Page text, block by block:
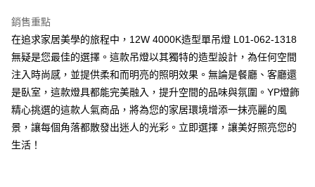
全盈+PAY
AFTEE先享後付
相關說明
【關於「AFTEE先享後付」】
AFTEE先享後付是「在收到商品之後才付款」的支付方式。 讓您購物簡單
便利好安心！
１．簡單：不需註冊會員、不需綁卡、不需儲值。
２．便利：只要手機號碼，簡訊認證，即可結帳。
新竹貨運宅配
銷售重點
在追求家居美學的旅程中，12W 4000K造型單吊燈 L01-062-1318
無疑是您最佳的選擇。這款吊燈以其獨特的造型設計，為任何空間
注入時尚感，並提供柔和而明亮的照明效果。無論是餐廳、客廳還
是臥室，這款燈具都能完美融入，提升空間的品味與氛圍。YP燈飾
精心挑選的這款人氣商品，將為您的家居環境增添一抹亮麗的風
景，讓每個角落都散發出迷人的光彩。立即選擇，讓美好照亮您的
生活！